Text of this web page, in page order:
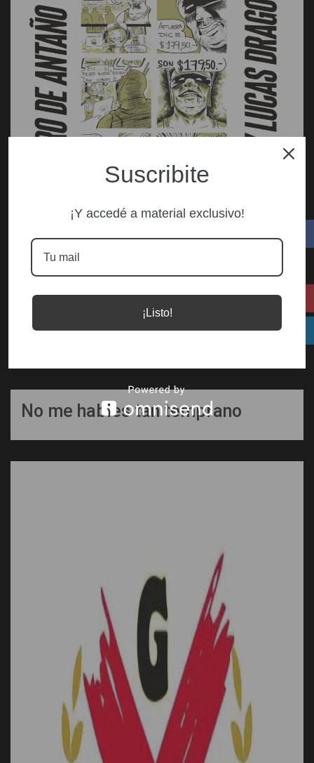
No me hables tan temprano
Suscribite
¡Y accedé a material exclusivo!
¡Listo!